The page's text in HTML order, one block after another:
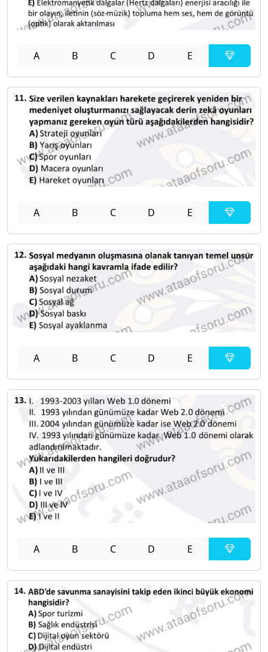
A B C D E
A B C D E
A B C D E
A B C D E